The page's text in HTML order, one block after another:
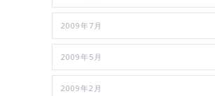
2009年7月
2009年5月
2009年2月